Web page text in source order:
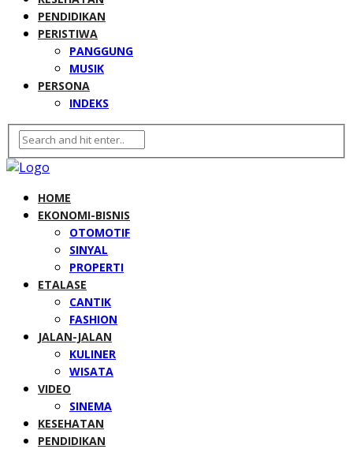
PENDIDIKAN
PERISTIWA
PANGGUNG
MUSIK
PERSONA
INDEKS
HOME
EKONOMI-BISNIS
OTOMOTIF
SINYAL
PROPERTI
ETALASE
CANTIK
FASHION
JALAN-JALAN
KULINER
WISATA
VIDEO
SINEMA
KESEHATAN
PENDIDIKAN